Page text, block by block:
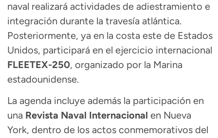
naval realizará actividades de adiestramiento e
integración durante la travesía atlántica.
Posteriormente, ya en la costa este de Estados
Unidos, participará en el ejercicio internacional
FLEETEX-250, organizado por la Marina
estadounidense.
La agenda incluye además la participación en
una Revista Naval Internacional en Nueva
York, dentro de los actos conmemorativos del